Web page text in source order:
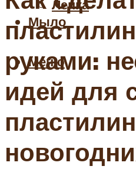
Лепка
Мыло
Меню
руками:
идей для